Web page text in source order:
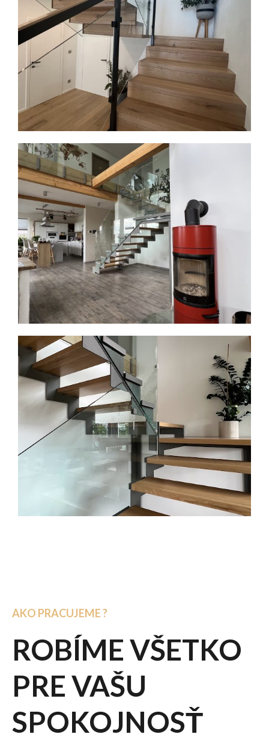
AKO PRACUJEME ?
ROBÍME VŠETKO
PRE VAŠU
SPOKOJNOSŤ